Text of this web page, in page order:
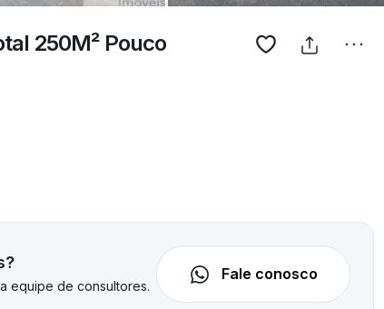
250M² Pouco
equipe de consultores.
Fale conosco